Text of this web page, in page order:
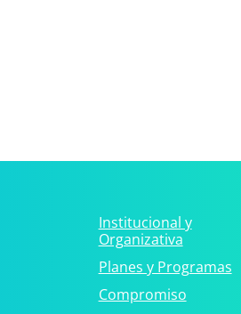
Institucional y
Organizativa
Planes y Programas
Compromiso